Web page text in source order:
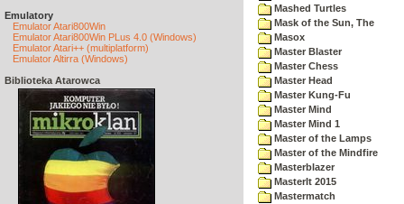
Emulatory
Emulator Atari800Win
Emulator Atari800Win PLus 4.0 (Windows)
Emulator Atari++ (multiplatform)
Emulator Altirra (Windows)
Biblioteka Atarowca
Mashed Turtles
Mask of the Sun, The
Masox
Master Blaster
Master Chess
Master Head
Master Kung-Fu
Master Mind
Master Mind 1
Master of the Lamps
Master of the Mindfire
Masterblazer
MasterIt 2015
Mastermatch